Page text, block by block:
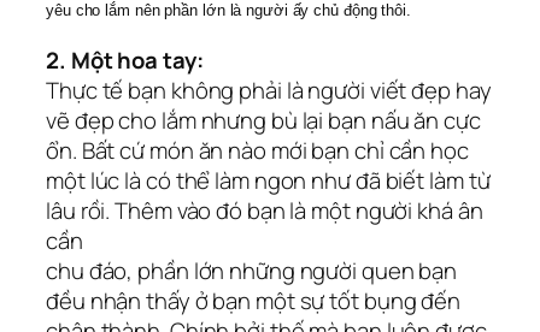
yêu cho lắm nên phần lớn là người ấy chủ động thôi.
2. Một hoa tay:
Thực tế bạn không phải là người viết đẹp hay
vẽ đẹp cho lắm nhưng bù lại bạn nấu ăn cực
ổn. Bất cứ món ăn nào mới bạn chỉ cần học
một lúc là có thể làm ngon như đã biết làm từ
lâu rồi. Thêm vào đó bạn là một người khá ân
cần
chu đáo, phần lớn những người quen bạn
đều nhận thấy ở bạn một sự tốt bụng đến